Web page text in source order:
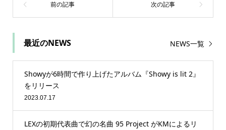
最近のNEWS NEWS一覧
Showyが6時間で作り上げたアルバム『Showy is lit 2』
をリリース
2023.07.17
LEXの初期代表曲で幻の名曲 95 Project がKMによるリ